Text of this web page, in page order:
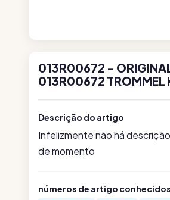
013R00672 -
013R00672 TROMMEL
Descrição do artigo
Infelizmente não há
de momento
números de artigo